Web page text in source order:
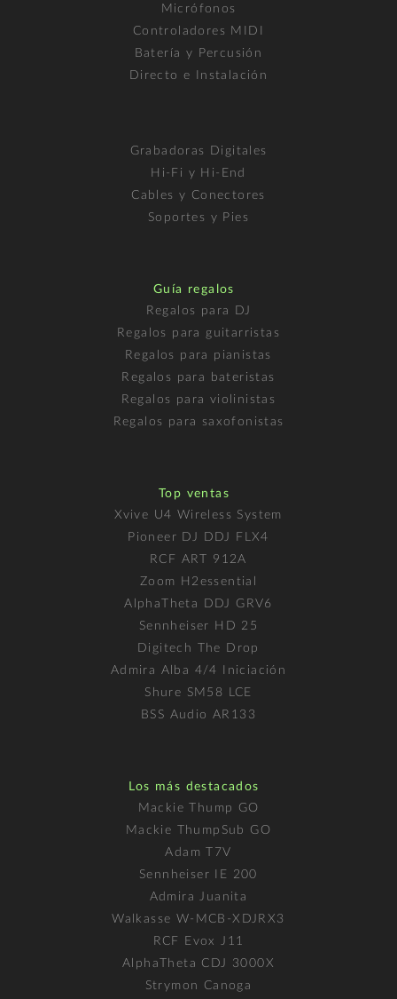
Micrófonos
Controladores MIDI
Batería y Percusión
Directo e Instalación
Grabadoras Digitales
Hi-Fi y Hi-End
Cables y Conectores
Soportes y Pies
Guía regalos
Regalos para DJ
Regalos para guitarristas
Regalos para pianistas
Regalos para bateristas
Regalos para violinistas
Regalos para saxofonistas
Top ventas
Xvive U4 Wireless System
Pioneer DJ DDJ FLX4
RCF ART 912A
Zoom H2essential
AlphaTheta DDJ GRV6
Sennheiser HD 25
Digitech The Drop
Admira Alba 4/4 Iniciación
Shure SM58 LCE
BSS Audio AR133
Los más destacados
Mackie Thump GO
Mackie ThumpSub GO
Adam T7V
Sennheiser IE 200
Admira Juanita
Walkasse W-MCB-XDJRX3
RCF Evox J11
AlphaTheta CDJ 3000X
Strymon Canoga